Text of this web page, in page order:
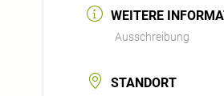
WEITERE
Ausschreibung
STANDORT